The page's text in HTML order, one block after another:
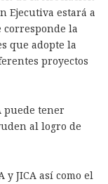
Ejecutiva estará a
corresponde la
que adopte la
proyectos
puede tener
al logro de
y JICA así como el